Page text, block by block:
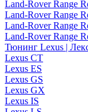
Land-Rover Range
Land-Rover Range
Land-Rover Range
Land-Rover Range
Тюнинг Lexus |
Lexus CT
Lexus ES
Lexus GS
Lexus GX
Lexus IS